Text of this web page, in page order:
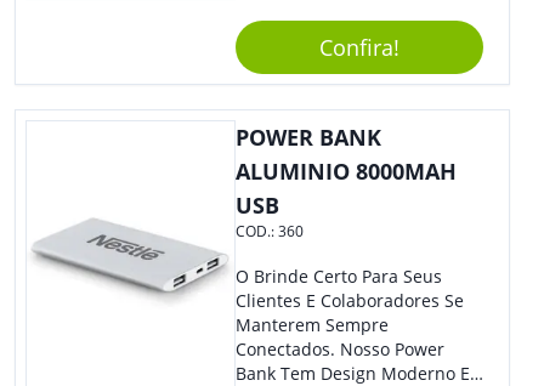
Empresa Em Eventos,
Reuniões Corporativas Ou Até
Mesmo Para Presentear
Colaboradores E Parceiros De
Sua Empresa.
Confira!
POWER BANK
ALUMINIO 8000MAH
USB
COD.:360
O Brinde Certo Para Seus
Clientes E Colaboradores Se
Manterem Sempre
Conectados. Nosso Power
Bank Tem Design Moderno E